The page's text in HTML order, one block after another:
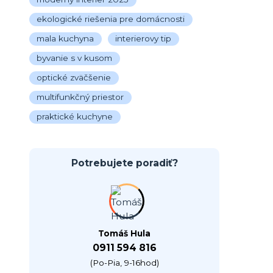
ekologické riešenia pre domácnosti
mala kuchyna
interierovy tip
byvanie s v kusom
optické zväčšenie
multifunkčný priestor
praktické kuchyne
Potrebujete poradiť?
Tomáš Hula
0911 594 816
(Po-Pia, 9-16hod)